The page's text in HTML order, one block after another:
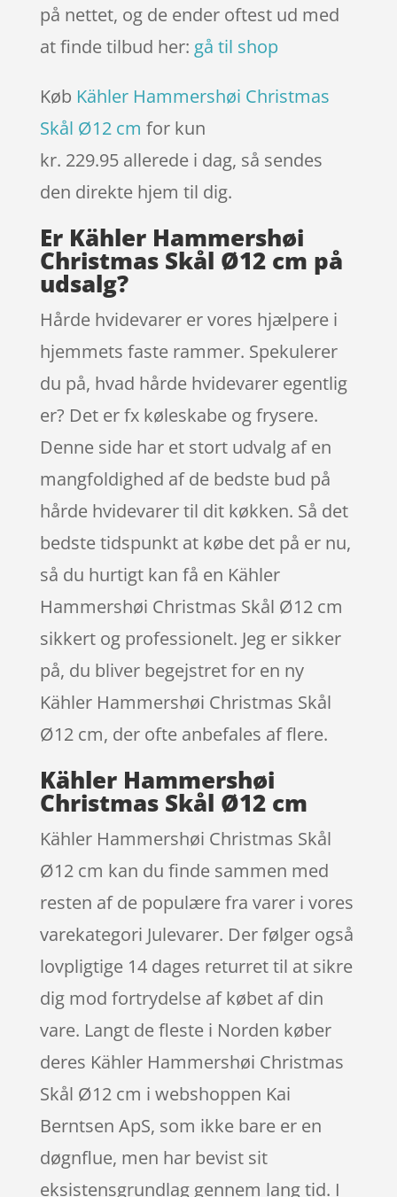
på nettet, og de ender oftest ud med
at finde tilbud her: gå til shop
Køb Kähler Hammershøi Christmas
Skål Ø12 cm for kun
kr. 229.95 allerede i dag, så sendes
den direkte hjem til dig.
Er Kähler Hammershøi
Christmas Skål Ø12 cm på
udsalg?
Hårde hvidevarer er vores hjælpere i
hjemmets faste rammer. Spekulerer
du på, hvad hårde hvidevarer egentlig
er? Det er fx køleskabe og frysere.
Denne side har et stort udvalg af en
mangfoldighed af de bedste bud på
hårde hvidevarer til dit køkken. Så det
bedste tidspunkt at købe det på er nu,
så du hurtigt kan få en Kähler
Hammershøi Christmas Skål Ø12 cm
sikkert og professionelt. Jeg er sikker
på, du bliver begejstret for en ny
Kähler Hammershøi Christmas Skål
Ø12 cm, der ofte anbefales af flere.
Kähler Hammershøi
Christmas Skål Ø12 cm
Kähler Hammershøi Christmas Skål
Ø12 cm kan du finde sammen med
resten af de populære fra varer i vores
varekategori Julevarer. Der følger også
lovpligtige 14 dages returret til at sikre
dig mod fortrydelse af købet af din
vare. Langt de fleste i Norden køber
deres Kähler Hammershøi Christmas
Skål Ø12 cm i webshoppen Kai
Berntsen ApS, som ikke bare er en
døgnflue, men har bevist sit
eksistensgrundlag gennem lang tid. I